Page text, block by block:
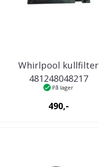
Whirlpool kullfilter
481248048217
kjøkkenventilator
På lager
490,-